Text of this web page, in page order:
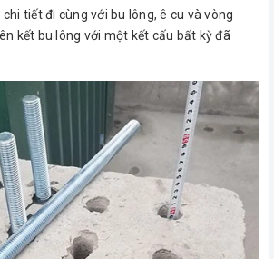
tiết đi cùng với bu lông, ê cu và vòng
kết bu lông với một kết cấu bất kỳ đã